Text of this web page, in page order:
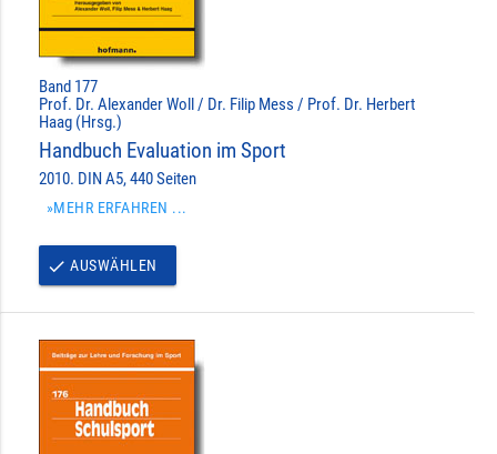
Band 177
Prof. Dr. Alexander Woll / Dr. Filip Mess / Prof. Dr. Herbert
Haag (Hrsg.)
Handbuch Evaluation im Sport
2010. DIN A5, 440 Seiten
»MEHR ERFAHREN ...
done AUSWÄHLEN